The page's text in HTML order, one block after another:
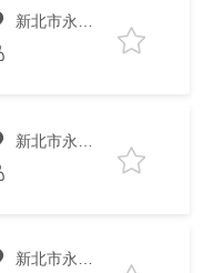
新北市永和區
新北市永和區
新北市永和區